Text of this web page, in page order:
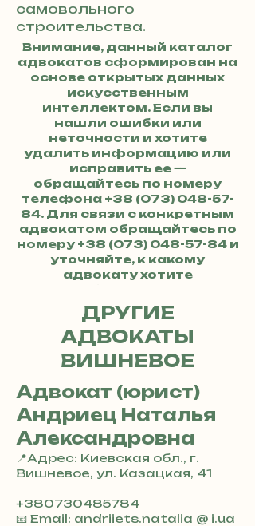
самовольного
строительства.
Внимание, данный каталог
адвокатов сформирован на
основе открытых данных
искусственным
интеллектом. Если вы
нашли ошибки или
неточности и хотите
удалить информацию или
исправить ее —
обращайтесь по номеру
телефона +38 (073) 048-57-
84. Для связи с конкретным
адвокатом обращайтесь по
номеру +38 (073) 048-57-84и
уточняйте, к какому
адвокату хотите
ДРУГИЕ
АДВОКАТЫ
ВИШНЕВОЕ
Адвокат (юрист)
Андриец Наталья
Александровна
📍Адрес: Киевская обл., г.
Вишневое, ул. Казацкая, 41
+380730485784
📧 Email: andriiets.natalia @ i.ua